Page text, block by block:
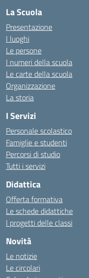
La Scuola
Presentazione
I luoghi
Le persone
I numeri della scuola
Le carte della scuola
Organizzazione
La storia
I Servizi
Personale scolastico
Famiglie e studenti
Percorsi di studio
Tutti i servizi
Didattica
Offerta formativa
Le schede didattiche
I progetti delle classi
Novità
Le notizie
Le circolari